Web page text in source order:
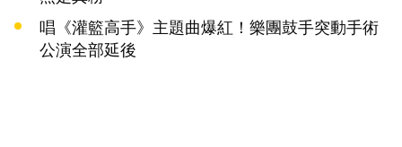
唱《灌籃高手》主題曲爆紅！樂團鼓手突動手術
公演全部延後